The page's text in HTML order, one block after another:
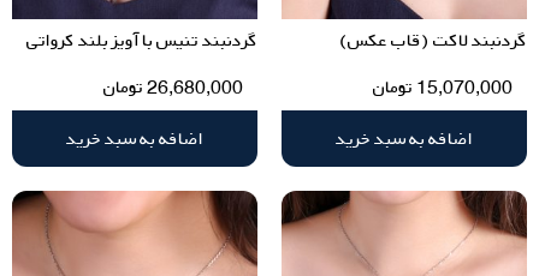
گردنبند لاکت (قاب عکس)
15,070,000 تومان
اضافه به سبد خرید
گردنبند تنیس با آویز بلند کرواتی
26,680,000تومان
اضافه به سبد خرید